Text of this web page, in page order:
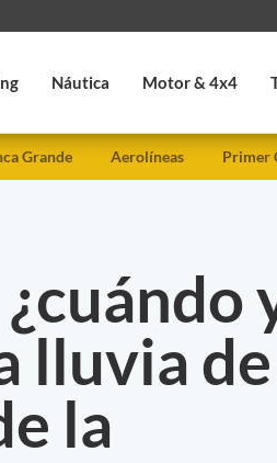
Náutica Motor & 4x4
Grande Aerolíneas Primer
lluvia de
la